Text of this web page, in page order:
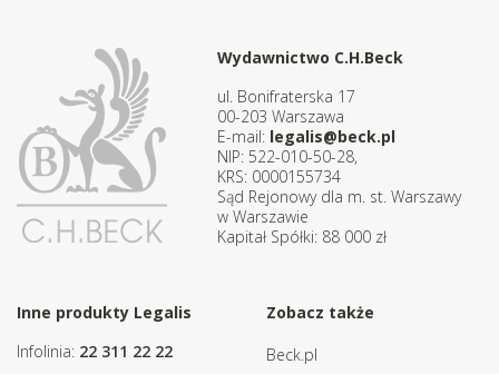
Wydawnictwo C.H.Beck
ul. Bonifraterska 17
00-203 Warszawa
E-mail: legalis@beck.pl
NIP: 522-010-50-28,
KRS: 0000155734
Sąd Rejonowy dla m. st. Warszawy
w Warszawie
Kapitał Spółki: 88 000 zł
Inne produkty Legalis
Infolinia: 22 311 22 22
Zobacz także
Beck.pl